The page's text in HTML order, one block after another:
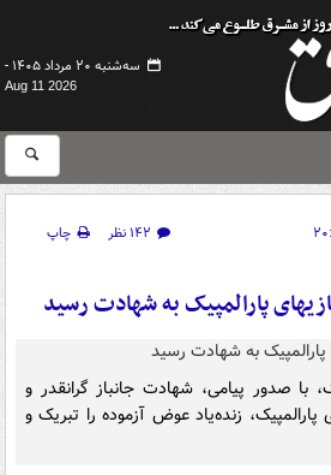
سه‌شنبه ۲۰ مرداد ۱۴۰۵ -
Aug 11 2026
۱۴۲ نظر
چاپ
پارالمپیک به شهادت رسید
با صدور پیامی، شهادت جانباز گرانقدر و
زنده‌یاد عوض آزموده را تبریک و